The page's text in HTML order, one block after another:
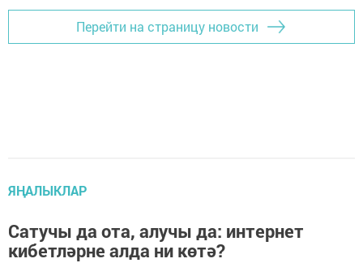
Перейти на страницу новости
ЯҢАЛЫКЛАР
Сатучы да ота, алучы да: интернет
кибетләрне алда ни көтә?